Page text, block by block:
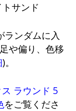
サンド
ランダムに入
や偏り、色移
)。
ラウンド 5
をご覧くださ